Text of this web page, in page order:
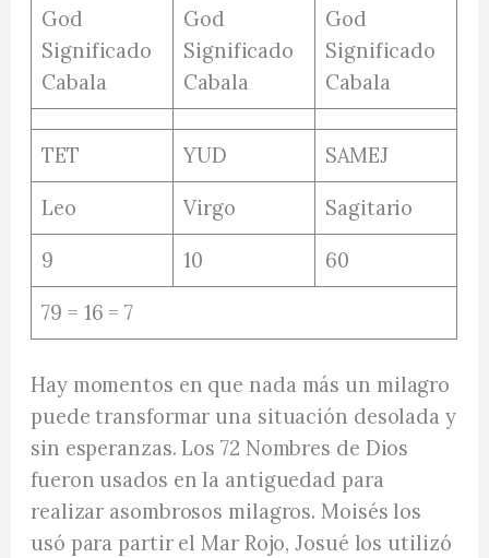
TET YUD SAMEJ
Leo Virgo Sagitario
9 10 60
79 = 16 = 7
Hay momentos en que nada más un milagro
puede transformar una situación desolada y
sin esperanzas. Los 72 Nombres de Dios
fueron usados en la antiguedad para
realizar asombrosos milagros. Moisés los
usó para partir el Mar Rojo, Josué los utilizó